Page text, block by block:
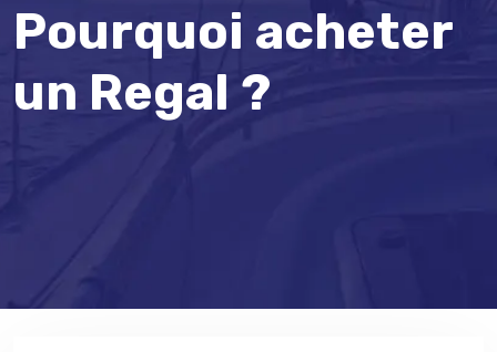
Pourquoi acheter
un Regal ?